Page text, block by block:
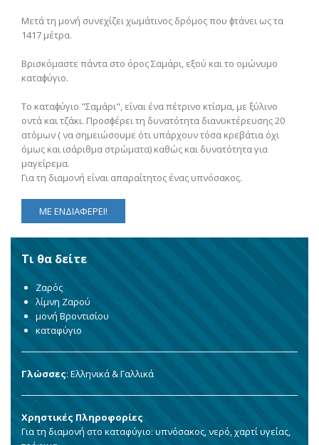
Μετά τη μονή συνεχίζει χωμάτινος δρόμος που ϕτάνει ως τα
1417 μέτρα.
Βρισκόμαστε πάντα στο όρος Σαμάρι, εξού και το ομώνυμο
καταϕύγιο.
Το καταϕύγιο "Σαμάρι", είναι ένα πέτρινο κτίσμα, με ξύλινο
οντά και τζάκι. Προσϕέρει τη δυνατότητα διανυκτέρευσης 20
ατόμων ( να σημειώσουμε ότι υπάρχουν τόσα κρεβάτια όχι
όμως και ισάριθμα στρώματα) καθώς και δυνατότητα για
μαγείρεμα.
Για τη διαμονή είναι απαραίτητος ένας υπνόσακος.
ΜΕ ΕΝΔΙΑΦΕΡΕΙ!
Τι θα δείτε
Ζαρός
λίμνη Ζαρού
μονή Βροντισίου
καταφύγιο
Γλώσσες: Ελληνικά & Γαλλικά
Χρηστικές Πληροφορίες
Για τη διαμονή στο καταφύγιο: υπνόσακος, νερό, χαρτί υγείας,